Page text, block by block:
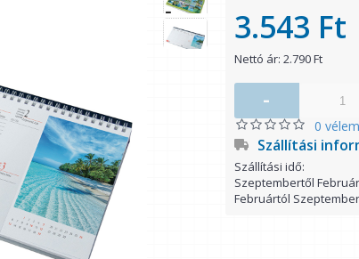
3.543 Ft
Nettó ár: 2.790 Ft
-
0
Szállítási
Szállítási idő:
Szeptembertől
Februártól